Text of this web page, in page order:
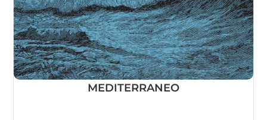
MEDITERRANEO